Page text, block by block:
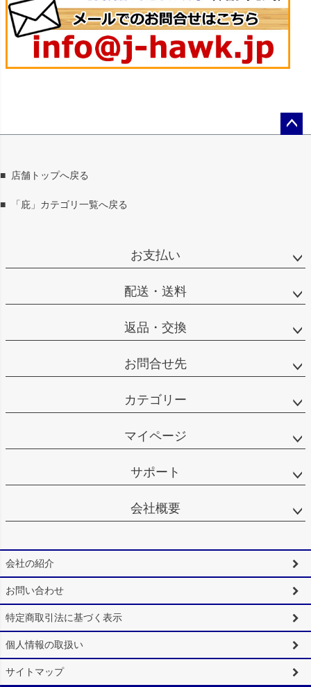
■ 店舗トップへ戻る
■ 「庇」カテゴリ一覧へ戻る
お支払い
配送・送料
返品・交換
お問合せ先
カテゴリー
マイページ
サポート
会社概要
会社の紹介
お問い合わせ
特定商取引法に基づく表示
個人情報の取扱い
サイトマップ